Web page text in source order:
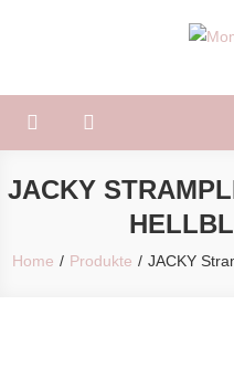
JACKY
Home Produkte JACKY